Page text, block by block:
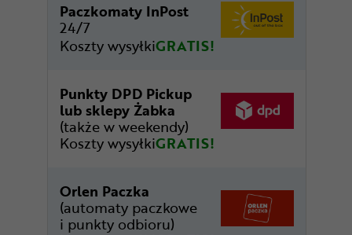
Paczkomaty InPost
24/7
Koszty wysyłkiGRATIS!
Punkty DPD Pickup
lub sklepy Żabka
(także w weekendy)
Koszty wysyłkiGRATIS!
Orlen Paczka
(automaty paczkowe
i punkty odbioru)